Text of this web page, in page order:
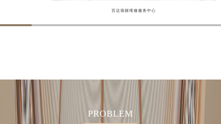
百达翡丽维修服务中心
PROBLEM